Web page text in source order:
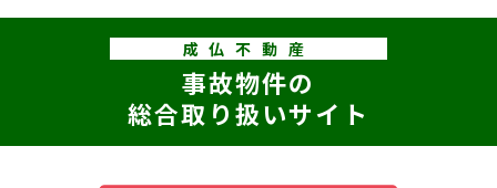
成仏不動産
事故物件の
総合取り扱いサイト